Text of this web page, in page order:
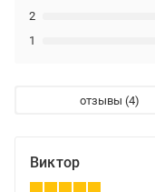
1
2
отзывы
Виктор